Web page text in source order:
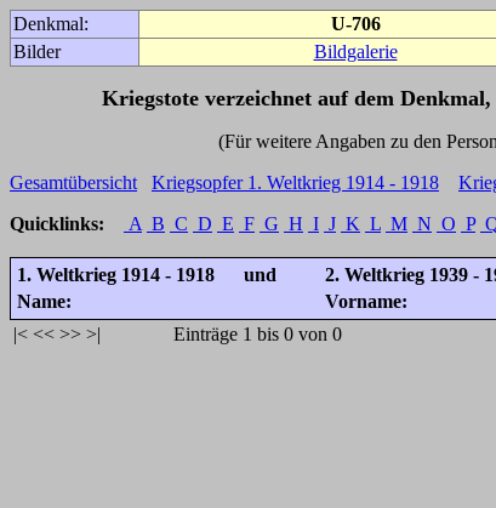
Denkmal: U-706
Bilder
Bildgalerie
Kriegstote verzeichnet auf dem
(Für weitere Angaben zu den Personen auf
Gesamtübersicht
Kriegsopfer 1. Weltkrieg 1914 - 1918
Quicklinks:
A B C D E F G H I J K L M N O P
1. Weltkrieg 1914 - 1918 und
2. Weltkrieg 1939 -
Name:
Vorname:
|< << >> >| Einträge 1 bis 0 von 0